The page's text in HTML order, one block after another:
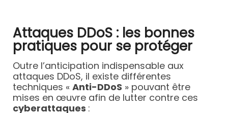
Attaques DDoS : les bonnes
pratiques pour se protéger
Outre l’anticipation indispensable aux
attaques DDoS, il existe différentes
techniques «Anti-DDoS » pouvant être
mises en œuvre afin de lutter contre ces
cyberattaques :